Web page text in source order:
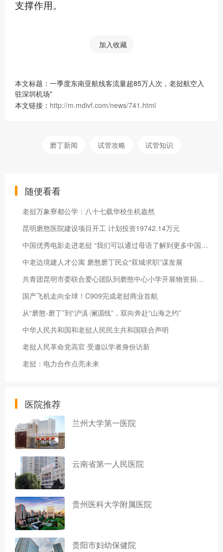
支撑作用。
加入收藏
本文标题：一季度东南亚航线客流量超85万人次，老挝航空入
驻深圳机场"
本文链接： http://m.mdivf.com/news/741.html
磨丁新闻 试管攻略 试管知识
随便看看
老挝万象寮都公学：八十七载华校生机盎然
昆明磨憨医院建设项目开工 计划投资19742.14万元
中国优秀电影走进老挝 “我们可以通过母语了解到更多中国文化”
中老边境建人才公寓 磨憨磨丁民众“双城求职”谋发展
共青团昆明市委联合爱心团队到磨憨中心小学开展物资捐赠活动
国产飞机走向全球！C909完成老挝商业首航
从“磨憨-磨丁”到“沪滇·澜湄线”，双向奔赴“山海之约”
中华人民共和国和老挝人民民主共和国联合声明
老挝人民革命党高官 受邀以学者身份访新
老挝：电力合作点亮未来
医院推荐
兰州大学第一医院
云南省第一人民医院
贵州医科大学附属医院
贵阳市妇幼保健院